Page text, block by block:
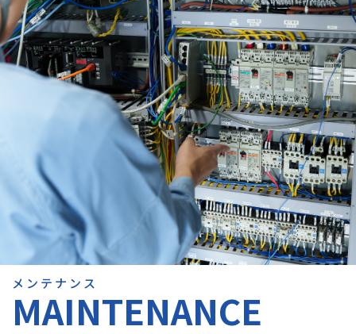
メンテナンス
MAINTENANCE